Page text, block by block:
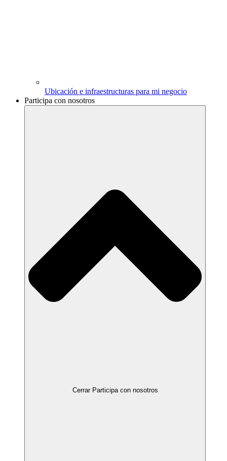
Ubicación e infraestructuras para mi negocio
Participa con nosotros
Cerrar Participa con nosotros